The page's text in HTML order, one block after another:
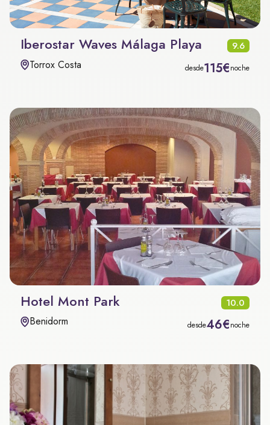
Iberostar Waves Málaga Playa 9.6
Torrox Costa desde115€noche
Hotel Mont Park 10.0
Benidorm desde46€noche